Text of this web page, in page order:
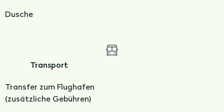
Dusche
Transport
Transfer zum Flughafen
(zusätzliche Gebühren)